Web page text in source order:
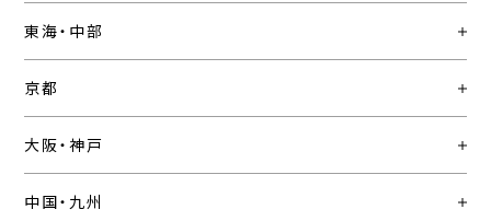
東海・中部
京都
大阪・神戸
中国・九州